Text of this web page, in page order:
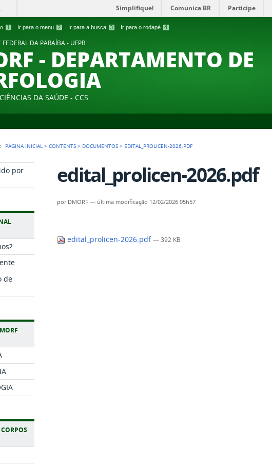
1 Ir para o menu 2 Ir para a busca 3 Ir para o rodapé 4
Simplifique! Comunica BR Participe
FEDERAL DA PARAÍBA - UFPB
- DEPARTAMENTO DE
DA SAÚDE - CCS
PÁGINA INICIAL >CONTENTS > DOCUMENTOS > EDITAL_PROLICEN-2026.PDF
por
de
edital_prolicen-2026.pdf
por DMORF — última modificação 12/02/2026 05h57
edital_prolicen-2026.pdf— 392 KB